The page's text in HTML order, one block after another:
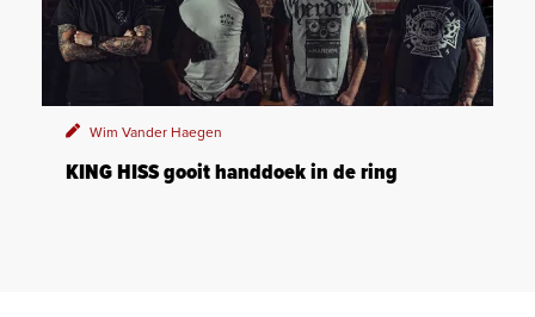
Wim Vander Haegen
KING HISS gooit handdoek in de ring